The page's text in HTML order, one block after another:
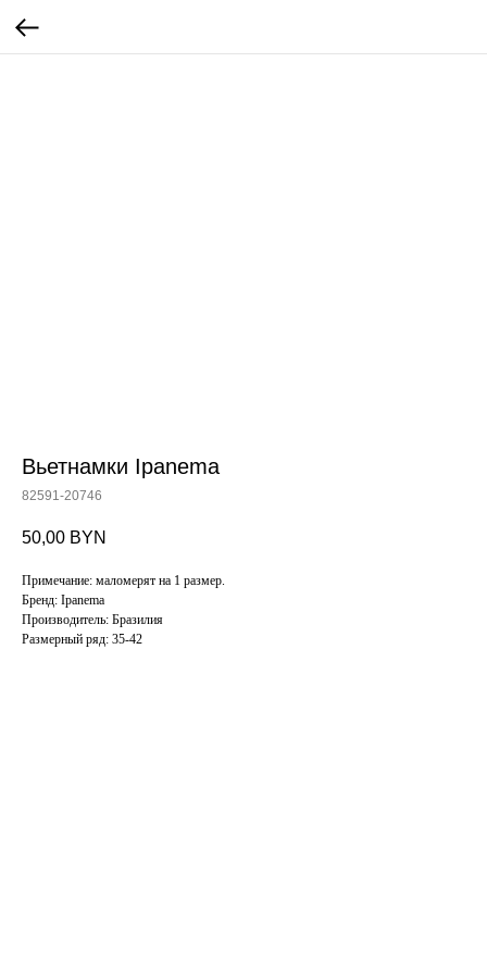
Вьетнамки Ipanema
82591-20746
50,00 BYN
Примечание: маломерят на 1 размер.
Бренд: Ipanema
Производитель: Бразилия
Размерный ряд: 35-42